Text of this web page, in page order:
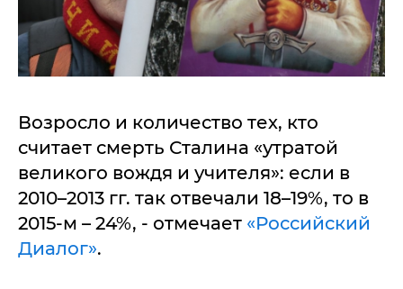
Возросло и количество тех, кто
считает смерть Сталина «утратой
великого вождя и учителя»: если в
2010–2013 гг. так отвечали 18–19%, то в
2015-м – 24%, - отмечает «Российский
Диалог».